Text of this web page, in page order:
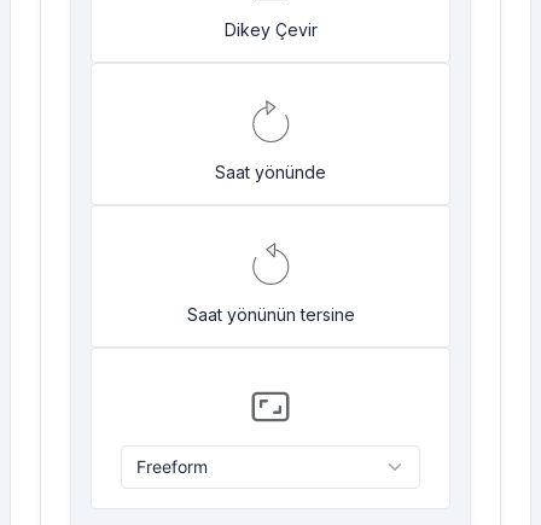
Dikey Çevir
Saat yönünde
Saat yönünün tersine